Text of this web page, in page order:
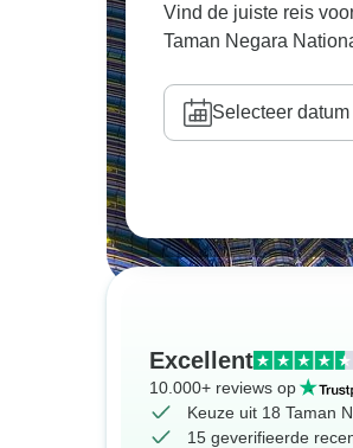
Vind de juiste reis
Taman Negara
Selecteer datum
Excellent
10.000+ reviews op
Keuze uit 18 Taman
15 geverifieerde